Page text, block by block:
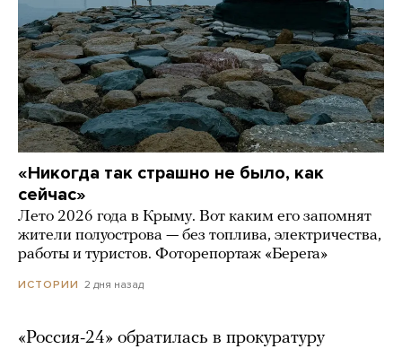
«Никогда так страшно не было, как
сейчас»
Лето 2026 года в Крыму. Вот каким его запомнят
жители полуострова — без топлива, электричества,
работы и туристов. Фоторепортаж «Берега»
ИСТОРИИ 2 дня назад
«Россия-24» обратилась в прокуратуру